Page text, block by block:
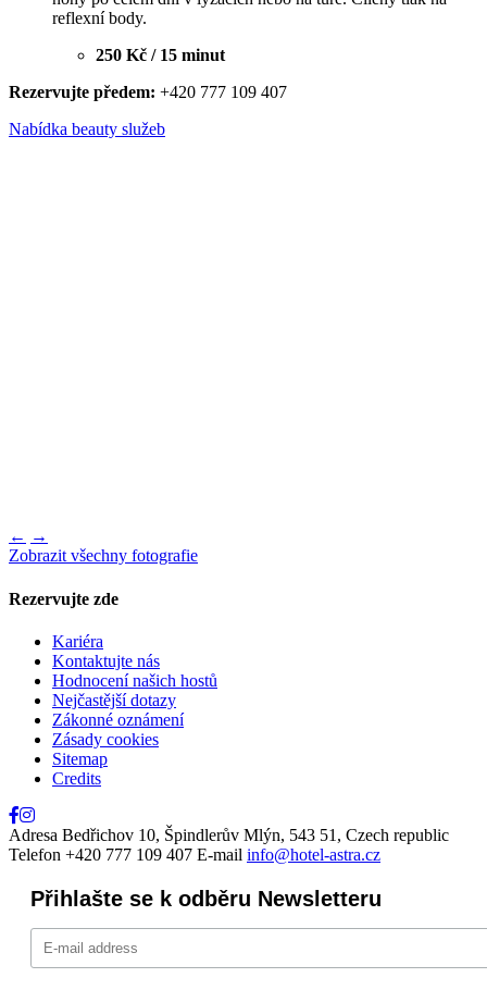
reflexní body.
250 Kč / 15 minut
Rezervujte předem: +420 777 109 407
Nabídka beauty služeb
← →
Zobrazit všechny fotografie
Rezervujte zde
Zavřít
Kariéra
Kontaktujte nás
Hodnocení našich hostů
Nejčastější dotazy
Zákonné oznámení
Zásady cookies
Sitemap
Credits
Adresa Bedřichov 10, Špindlerův Mlýn, 543 51, Czech republic
Telefon +420 777 109 407 E-mail info@hotel-astra.cz
Přihlašte se k odběru Newsletteru